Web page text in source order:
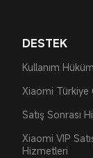
DESTEK
Kullanım
Xiaomi Türkiye
Satış Sonrası
Xiaomi VIP
Hizmetleri